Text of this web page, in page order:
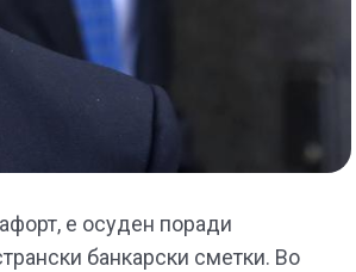
е осуден поради
банкарски сметки. Во